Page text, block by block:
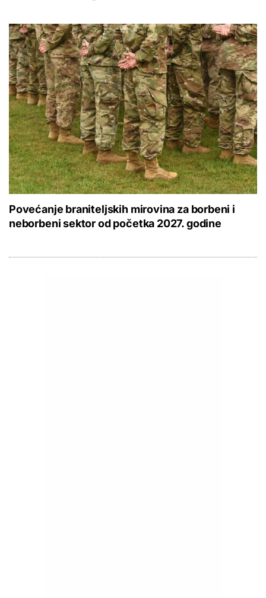
Povećanje braniteljskih mirovina za borbeni i
neborbeni sektor od početka 2027. godine